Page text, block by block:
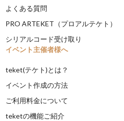
よくある質問
PRO ARTEKET（プロアルテケト）
シリアルコード受け取り
イベント主催者様へ
teket(テケト)とは？
イベント作成の方法
ご利用料金について
teketの機能ご紹介